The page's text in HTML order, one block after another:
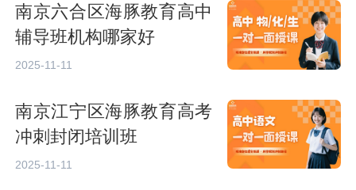
南京六合区海豚教育高中
辅导班机构哪家好
2025-11-11
南京江宁区海豚教育高考
冲刺封闭培训班
2025-11-11